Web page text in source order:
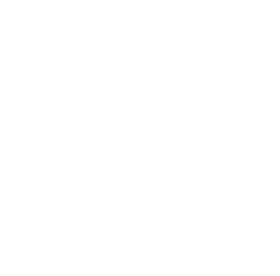
문의 전화번호